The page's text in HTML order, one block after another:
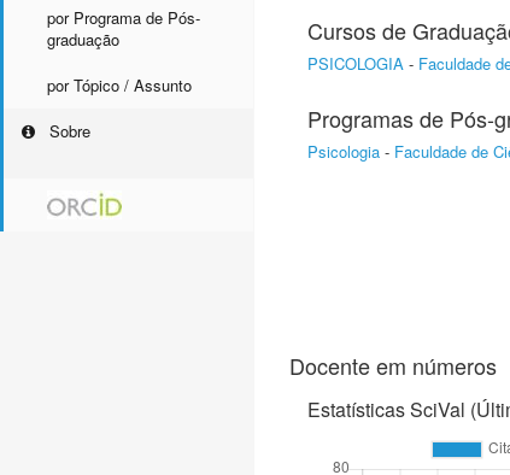
por Programa de Pós-
graduação
por Tópico / Assunto
Sobre
Cursos de
PSICOLOGIA - Faculdade
Programas de Pós-
Psicologia - Faculdade de
Docente em números
Estatísticas SciVal